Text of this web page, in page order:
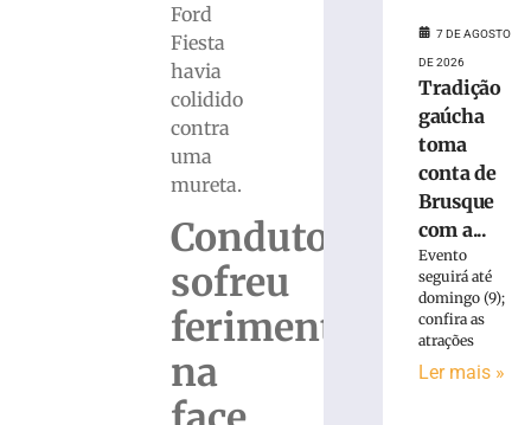
Ford
Fiesta
havia
colidido
contra
uma
mureta.
Condutora
sofreu
ferimentos
na
prende
mulher
suspeita
tráfico
pessoas
exploração
sexual
7 DE AGOSTO
DE 2026
Tradição
gaúcha
toma
conta de
Brusque
com a...
Evento
seguirá até
domingo (9);
confira as
atrações
Ler mais »